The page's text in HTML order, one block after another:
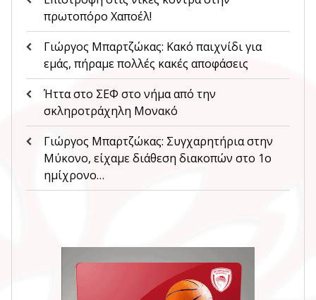
πρωτοπόρο Χαποέλ!
Γιώργος Μπαρτζώκας: Κακό παιχνίδι για
εμάς, πήραμε πολλές κακές αποφάσεις
Ήττα στο ΣΕΦ στο νήμα από την
σκληροτράχηλη Μονακό
Γιώργος Μπαρτζώκας: Συγχαρητήρια στην
Μύκονο, είχαμε διάθεση διακοπών στο 1ο
ημίχρονο…